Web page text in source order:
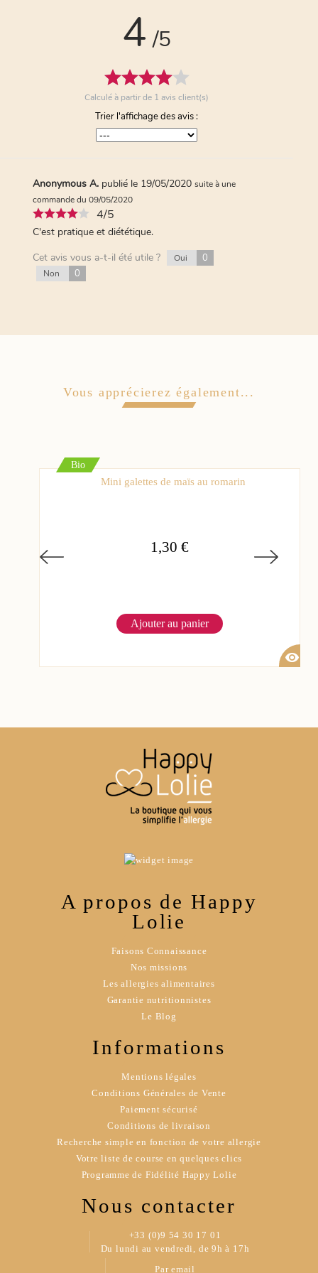
4 /5
Calculé à partir de 1 avis client(s)
Trier l'affichage des avis :
Anonymous A. publié le 19/05/2020 suite à une
commande du 09/05/2020
4/5
C'est pratique et diététique.
Cet avis vous a-t-il été utile ?
Oui 0
Non 0
Vous apprécierez également...
Bio
Mini galettes de maïs au romarin
1,30 €
Ajouter au panier
visibility
A propos de Happy
Lolie
Faisons Connaissance
Nos missions
Les allergies alimentaires
Garantie nutritionnistes
Le Blog
Informations
Mentions légales
Conditions Générales de Vente
Paiement sécurisé
Conditions de livraison
Recherche simple en fonction de votre allergie
Votre liste de course en quelques clics
Programme de Fidélité Happy Lolie
Nous contacter
+33 (0)9 54 30 17 01
Du lundi au vendredi, de 9h à 17h
Par email